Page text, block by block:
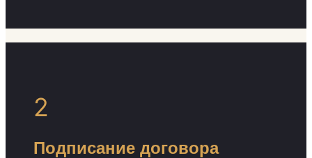
2
Подписание договора